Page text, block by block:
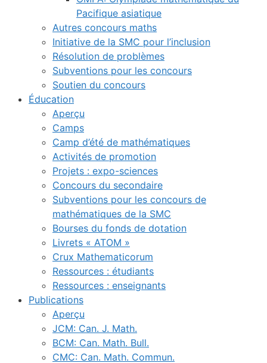
Pacifique asiatique
Autres concours maths
Initiative de la SMC pour l’inclusion
Résolution de problèmes
Subventions pour les concours
Soutien du concours
Éducation
Aperçu
Camps
Camp d’été de mathématiques
Activités de promotion
Projets : expo-sciences
Concours du secondaire
Subventions pour les concours de
mathématiques de la SMC
Bourses du fonds de dotation
Livrets « ATOM »
Crux Mathematicorum
Ressources : étudiants
Ressources : enseignants
Publications
Aperçu
JCM: Can. J. Math.
BCM: Can. Math. Bull.
CMC: Can. Math. Commun.